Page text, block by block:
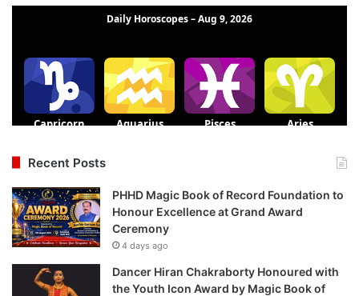
Recent Posts
PHHD Magic Book of Record Foundation to
Honour Excellence at Grand Award
Ceremony
4 days ago
Dancer Hiran Chakraborty Honoured with
the Youth Icon Award by Magic Book of